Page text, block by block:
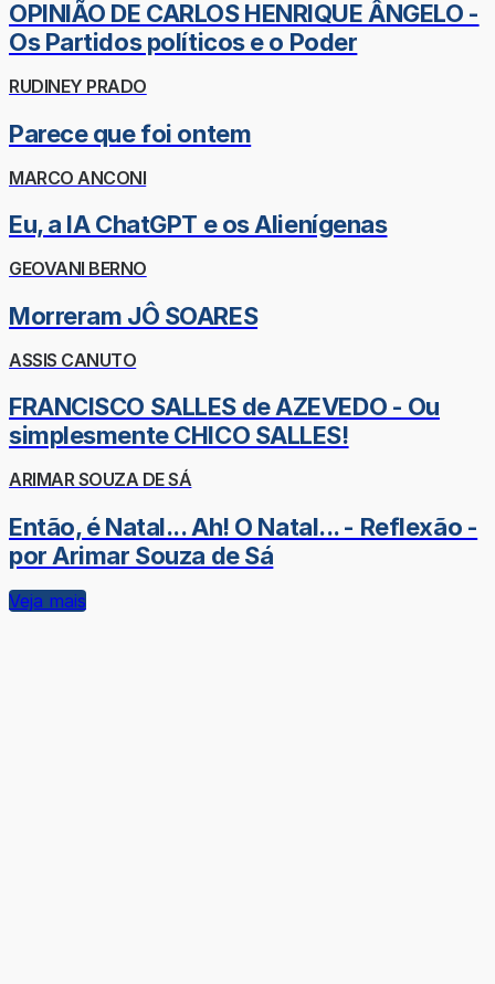
OPINIÃO DE CARLOS HENRIQUE ÂNGELO -
Os Partidos políticos e o Poder
RUDINEY PRADO
Parece que foi ontem
MARCO ANCONI
Eu, a IA ChatGPT e os Alienígenas
GEOVANI BERNO
Morreram JÔ SOARES
ASSIS CANUTO
FRANCISCO SALLES de AZEVEDO - Ou
simplesmente CHICO SALLES!
ARIMAR SOUZA DE SÁ
Então, é Natal... Ah! O Natal... - Reflexão -
por Arimar Souza de Sá
Veja mais